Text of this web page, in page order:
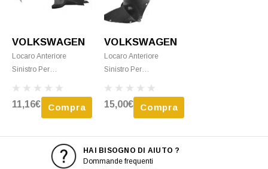
VOLKSWAGEN
Locaro Anteriore
Sinistro Per
Dal 2009 Al 2014 Nuovo
11,16€ Compra
VOLKSWAGEN
Locaro Anteriore
Sinistro Per
2001 > 2005 Nuovo
15,00€ Compra
HAI BISOGNO DI AIUTO ?
Dommande frequenti